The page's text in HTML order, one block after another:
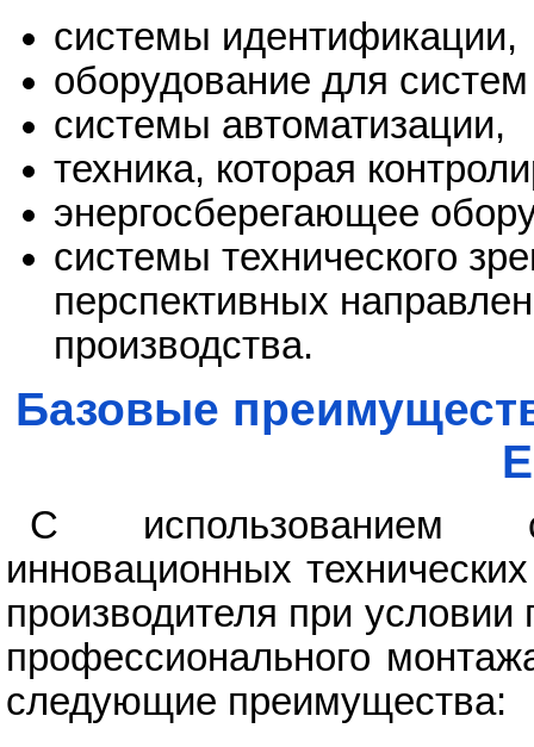
системы идентификации,
оборудование для
системы автоматизации,
техника, которая
энергосберегающее
системы технического
перспективных
производства.
Базовые
С использованием
инновационных
производителя при
профессионального
следующие преимущества: